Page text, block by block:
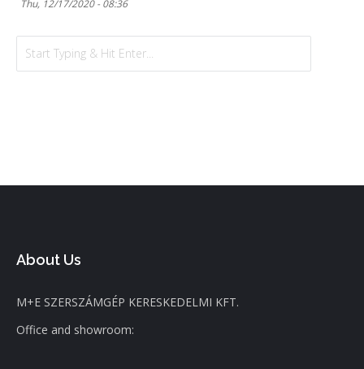
Thu, 12/17/2020 - 08:36
About Us
M+E SZERSZÁMGÉP KERESKEDELMI KFT.
Office and showroom: